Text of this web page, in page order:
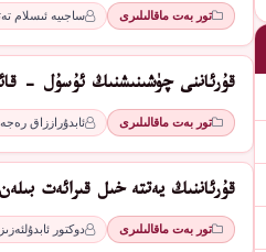
تور بەت ماقالىلىرى ساجىيە ئىسلام
قۇرئاننى چۈشىنىشنىڭ ئۇسۇل -
تور بەت ماقالىلىرى ئابدۇراززاق
قۇرئاننىڭ يەتتە خىل قىرائەت
تور بەت ماقالىلىرى دوكتور